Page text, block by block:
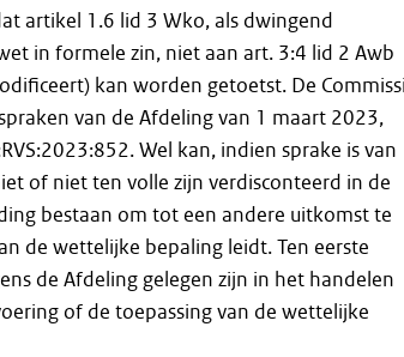
artikel 1.6 lid 3 Wko, als dwingend
in formele zin, niet aan art. 3:4 lid 2 Awb
kan worden getoetst. De
van de Afdeling van 1 maart 2023,
Wel kan, indien sprake is van
of niet ten volle zijn verdisconteerd in de
bestaan om tot een andere uitkomst te
de wettelijke bepaling leidt. Ten eerste
de Afdeling gelegen zijn in het handelen
of de toepassing van de wettelijke